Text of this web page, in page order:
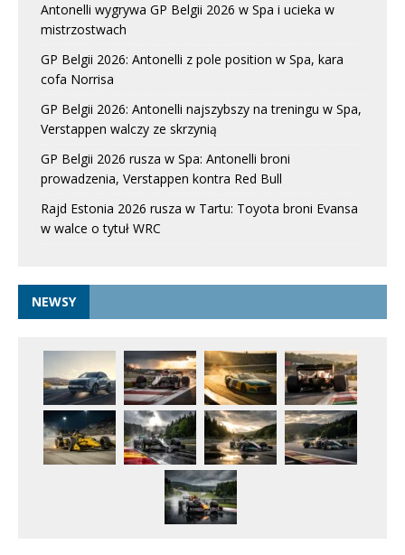
Antonelli wygrywa GP Belgii 2026 w Spa i ucieka w
mistrzostwach
GP Belgii 2026: Antonelli z pole position w Spa, kara
cofa Norrisa
GP Belgii 2026: Antonelli najszybszy na treningu w Spa,
Verstappen walczy ze skrzynią
GP Belgii 2026 rusza w Spa: Antonelli broni
prowadzenia, Verstappen kontra Red Bull
Rajd Estonia 2026 rusza w Tartu: Toyota broni Evansa
w walce o tytuł WRC
NEWSY